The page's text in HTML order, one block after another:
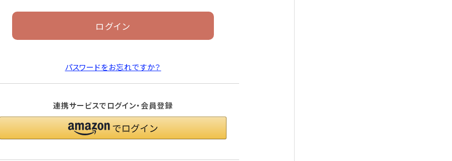
ログイン
パスワードをお忘れですか？
連携サービスでログイン・会員登録